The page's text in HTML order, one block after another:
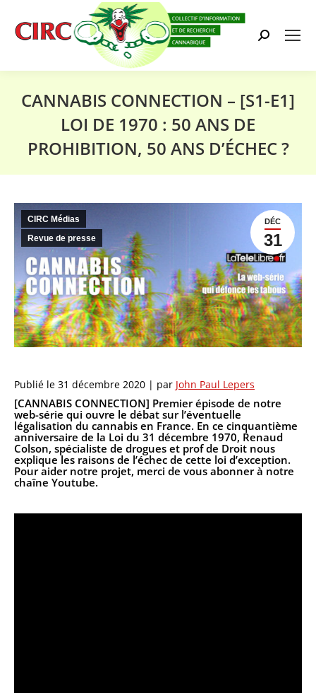
Search:
CANNABIS CONNECTION – [S1-E1]
LOI DE 1970 : 50 ANS DE
PROHIBITION, 50 ANS D’ÉCHEC ?
DÉC
31
CIRC Médias
Revue de presse
Publié le 31 décembre 2020 | par John Paul Lepers
[CANNABIS CONNECTION] Premier épisode de notre
web-série qui ouvre le débat sur l’éventuelle
légalisation du cannabis en France. En ce cinquantième
anniversaire de la Loi du 31 décembre 1970, Renaud
Colson, spécialiste de drogues et prof de Droit nous
explique les raisons de l’échec de cette loi d’exception.
Pour aider notre projet, merci de vous abonner à notre
chaîne Youtube.